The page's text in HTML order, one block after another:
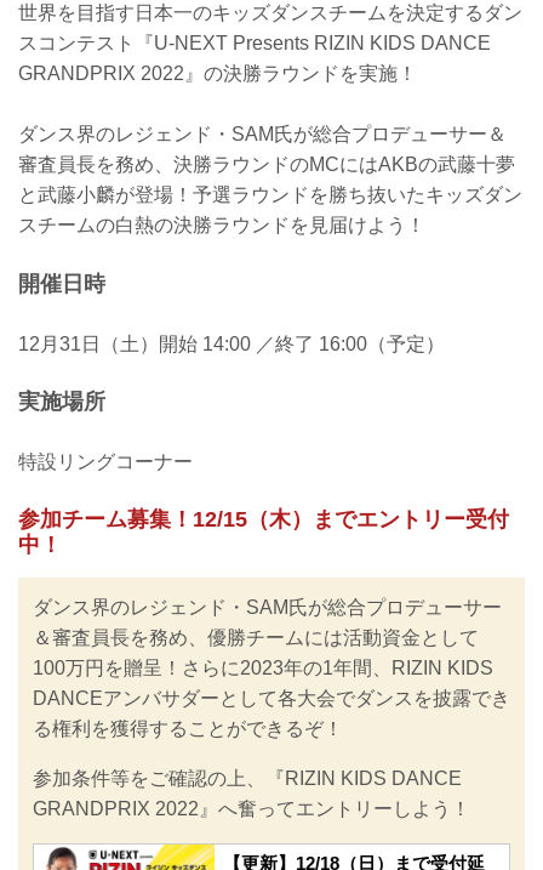
世界を目指す日本一のキッズダンスチームを決定するダン
スコンテスト『U-NEXT Presents RIZIN KIDS DANCE
GRANDPRIX 2022』の決勝ラウンドを実施！
ダンス界のレジェンド・SAM氏が総合プロデューサー＆
審査員長を務め、決勝ラウンドのMCにはAKBの武藤十夢
と武藤小麟が登場！予選ラウンドを勝ち抜いたキッズダン
スチームの白熱の決勝ラウンドを見届けよう！
開催日時
12月31日（土）開始 14:00 ／終了 16:00（予定）
実施場所
特設リングコーナー
参加チーム募集！12/15（木）までエントリー受付
中！
ダンス界のレジェンド・SAM氏が総合プロデューサー
＆審査員長を務め、優勝チームには活動資金として
100万円を贈呈！さらに2023年の1年間、RIZIN KIDS
DANCEアンバサダーとして各大会でダンスを披露でき
る権利を獲得することができるぞ！
参加条件等をご確認の上、『RIZIN KIDS DANCE
GRANDPRIX 2022』へ奮ってエントリーしよう！
【更新】12/18（日）まで受付延